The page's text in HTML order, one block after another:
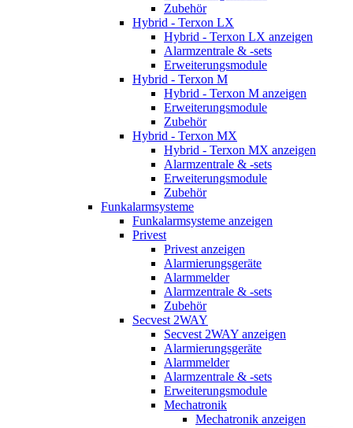
Zubehör
Hybrid - Terxon LX
Hybrid - Terxon LX anzeigen
Alarmzentrale & -sets
Erweiterungsmodule
Hybrid - Terxon M
Hybrid - Terxon M anzeigen
Erweiterungsmodule
Zubehör
Hybrid - Terxon MX
Hybrid - Terxon MX anzeigen
Alarmzentrale & -sets
Erweiterungsmodule
Zubehör
Funkalarmsysteme
Funkalarmsysteme anzeigen
Privest
Privest anzeigen
Alarmierungsgeräte
Alarmmelder
Alarmzentrale & -sets
Zubehör
Secvest 2WAY
Secvest 2WAY anzeigen
Alarmierungsgeräte
Alarmmelder
Alarmzentrale & -sets
Erweiterungsmodule
Mechatronik
Mechatronik anzeigen